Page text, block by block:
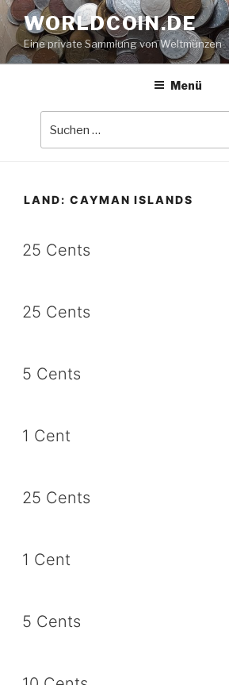
Zum
Inhalt
springen
WORLDCOIN.DE
Eine private Sammlung von Weltmünzen
Menü
LAND: CAYMAN ISLANDS
25 Cents
25 Cents
5 Cents
1 Cent
25 Cents
1 Cent
5 Cents